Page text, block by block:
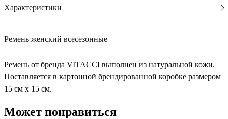
Характеристики
Ремень женский всесезонные
Ремень от бренда VITACCI выполнен из натуральной кожи.
Поставляется в картонной брендированной коробке размером
15 см х 15 см.
Может понравиться